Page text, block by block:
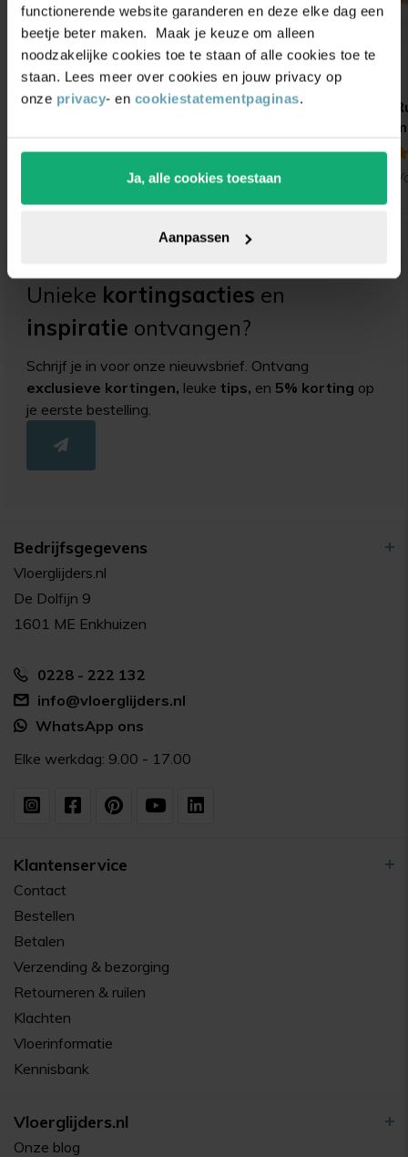
functionerende website garanderen en deze elke dag een
beetje beter maken. Maak je keuze om alleen
noodzakelijke cookies toe te staan of alle cookies toe te
staan. Lees meer over cookies en jouw privacy op
onze privacy- en cookiestatementpaginas.
Ja, alle cookies toestaan
Aanpassen
Stoelpootdoppen
Stoelpootdoppen
(19)
Vanaf 1,85
Unieke kortingsacties en
inspiratie ontvangen?
Schrijf je in voor onze nieuwsbrief. Ontvang
exclusieve kortingen, leuketips, en 5% korting op
je eerste bestelling.
Bedrijfsgegevens
Vloerglijders.nl
De Dolfijn 9
1601 ME Enkhuizen
0228 - 222 132
info@vloerglijders.nl
WhatsApp ons
Elke werkdag: 9.00 - 17.00
Klantenservice
Contact
Bestellen
Betalen
Verzending & bezorging
Retourneren & ruilen
Klachten
Vloerinformatie
Kennisbank
Vloerglijders.nl
Onze blog